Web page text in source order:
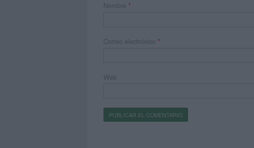
Nombre *
Correo electrónico *
Web